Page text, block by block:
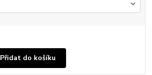
Přidat do košíku